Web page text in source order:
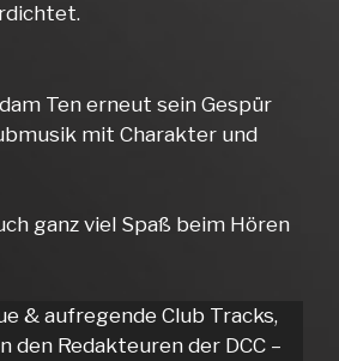
Ten erneut sein Gespür
mit Charakter und
ganz viel Spaß beim Hören
& aufregende Club Tracks,
den Redakteuren der DCC –